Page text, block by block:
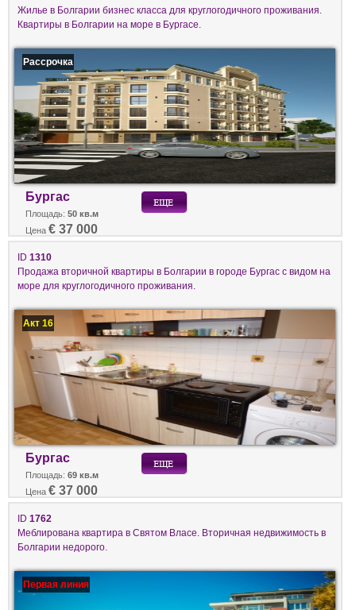
Жилье в Болгарии бизнес класса для круглогодичного проживания.
Квартиры в Болгарии на море в Бургасе.
Рассрочка
Бургас
Площадь: 50 кв.м
Цена € 37 000
ID 1310
Продажа вторичной квартиры в Болгарии в городе Бургас с видом на
море для круглогодичного проживания.
Акт 16
Бургас
Площадь: 69 кв.м
Цена € 37 000
ID 1762
Меблирована квартира в Святом Власе. Вторичная недвижимость в
Болгарии недорого.
Первая линия